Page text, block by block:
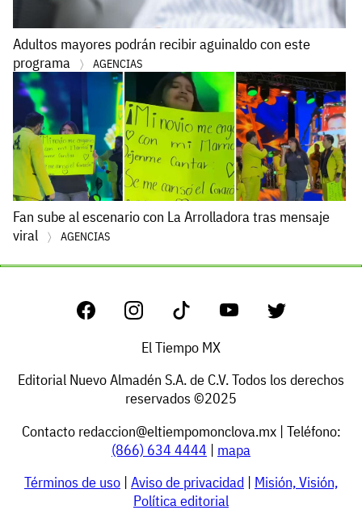
Adultos mayores podrán recibir aguinaldo con este
programa
AGENCIAS
Fan sube al escenario con La Arrolladora tras mensaje
viral
AGENCIAS
El Tiempo MX
Editorial Nuevo Almadén S.A. de C.V. Todos los derechos
reservados ©2025
Contacto redaccion@eltiempomonclova.mx| Teléfono:
(866) 634 4444 | mapa
Términos de uso | Aviso de privacidad | Misión, Visión,
Política editorial